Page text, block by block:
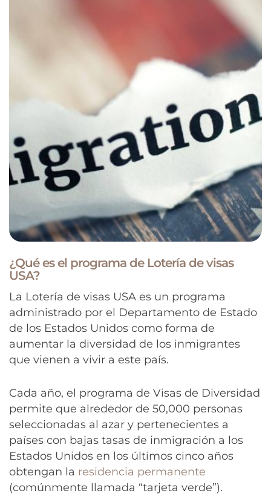
¿Qué es el programa de Lotería de visas
USA?
La Lotería de visas USA es un programa
administrado por el Departamento de Estado
de los Estados Unidos como forma de
aumentar la diversidad de los inmigrantes
que vienen a vivir a este país.
Cada año, el programa de Visas de Diversidad
permite que alrededor de 50,000 personas
seleccionadas al azar y pertenecientes a
países con bajas tasas de inmigración a los
Estados Unidos en los últimos cinco años
obtengan la residencia permanente
(comúnmente llamada “tarjeta verde”).